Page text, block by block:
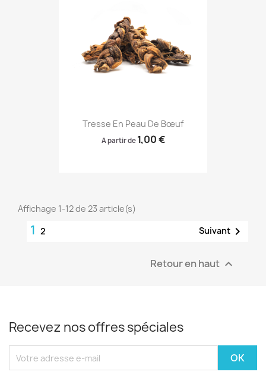
Tresse En Peau De Bœuf
A partir de 1,00 €
Affichage 1-12 de 23 article(s)
1 2 Suivant 
Retour en haut 
Recevez nos offres spéciales